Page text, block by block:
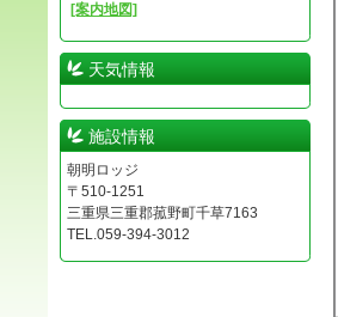
[案内地図]
天気情報
施設情報
朝明ロッジ
〒510-1251
三重県三重郡菰野町千草7163
TEL.059-394-3012